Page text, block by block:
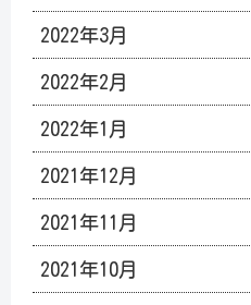
2022年3月
2022年2月
2022年1月
2021年12月
2021年11月
2021年10月